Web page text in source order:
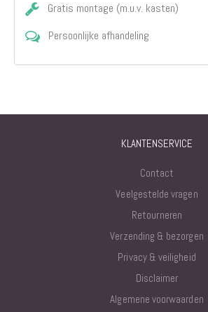
Gratis montage (m.u.v. kasten)
Persoonlijke afhandeling
KLANTENSERVICE
Contact
Veelgestelde vragen
Retourneren
Verzending & bezorgen
Privacy & veiligheid
Disclaimer
Algemene voorwaarden